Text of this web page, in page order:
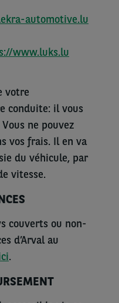
automotive.lu
www.luks.lu
votre
conduite: il vous
ne pouvez
vos frais. Il en va
du véhicule, par
vitesse.
couverts ou non-
d’Arval au
.